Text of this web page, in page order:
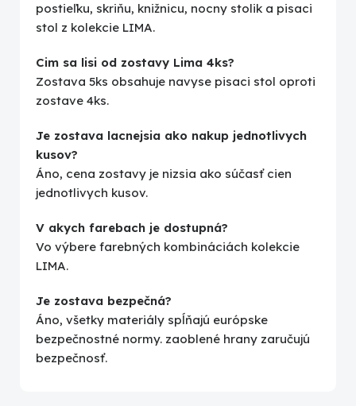
postieľku, skriňu, knižnicu, nocny stolik a pisaci
stol z kolekcie LIMA.
Cim sa lisi od zostavy Lima 4ks?
Zostava 5ks obsahuje navyse pisaci stol oproti
zostave 4ks.
Je zostava lacnejsia ako nakup jednotlivych
kusov?
Áno, cena zostavy je nizsia ako súčasť cien
jednotlivych kusov.
V akych farebach je dostupná?
Vo výbere farebných kombináciách kolekcie
LIMA.
Je zostava bezpečná?
Áno, všetky materiály spĺňajú európske
bezpečnostné normy. zaoblené hrany zaručujú
bezpečnosť.